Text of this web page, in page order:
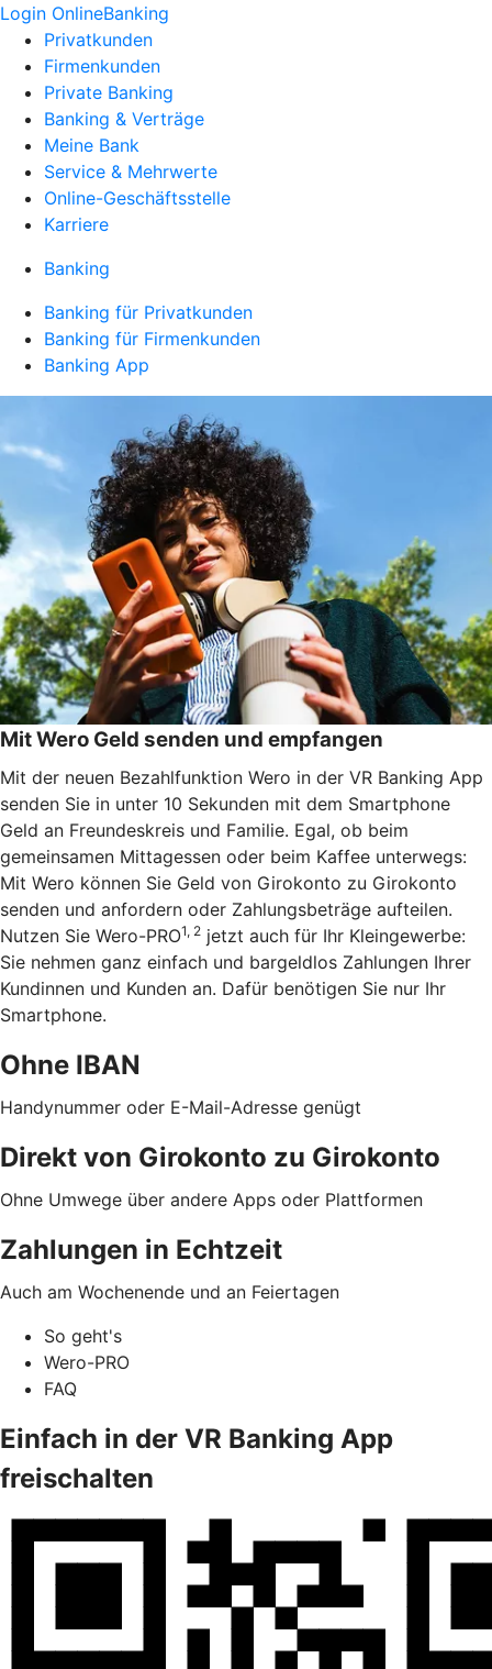
Login OnlineBanking
Privatkunden
Firmenkunden
Private Banking
Banking & Verträge
Meine Bank
Service & Mehrwerte
Online-Geschäftsstelle
Karriere
Banking
Banking für Privatkunden
Banking für Firmenkunden
Banking App
Mit Wero Geld senden und empfangen
Mit der neuen Bezahlfunktion Wero in der VR Banking App
senden Sie in unter 10 Sekunden mit dem Smartphone
Geld an Freundeskreis und Familie. Egal, ob beim
gemeinsamen Mittagessen oder beim Kaffee unterwegs:
Mit Wero können Sie Geld von Girokonto zu Girokonto
senden und anfordern oder Zahlungsbeträge aufteilen.
Nutzen Sie Wero-PRO1, 2 jetzt auch für Ihr Kleingewerbe:
Sie nehmen ganz einfach und bargeldlos Zahlungen Ihrer
Kundinnen und Kunden an. Dafür benötigen Sie nur Ihr
Smartphone.
Ohne IBAN
Handynummer oder E-Mail-Adresse genügt
Direkt von Girokonto zu Girokonto
Ohne Umwege über andere Apps oder Plattformen
Zahlungen in Echtzeit
Auch am Wochenende und an Feiertagen
So geht's
Wero-PRO
FAQ
Einfach in der VR Banking App
freischalten